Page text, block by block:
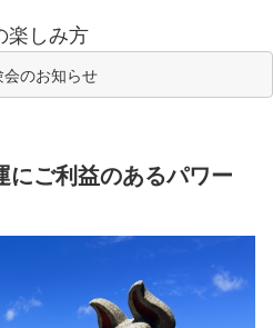
楽しみ方
のお知らせ
にご利益のあるパワー